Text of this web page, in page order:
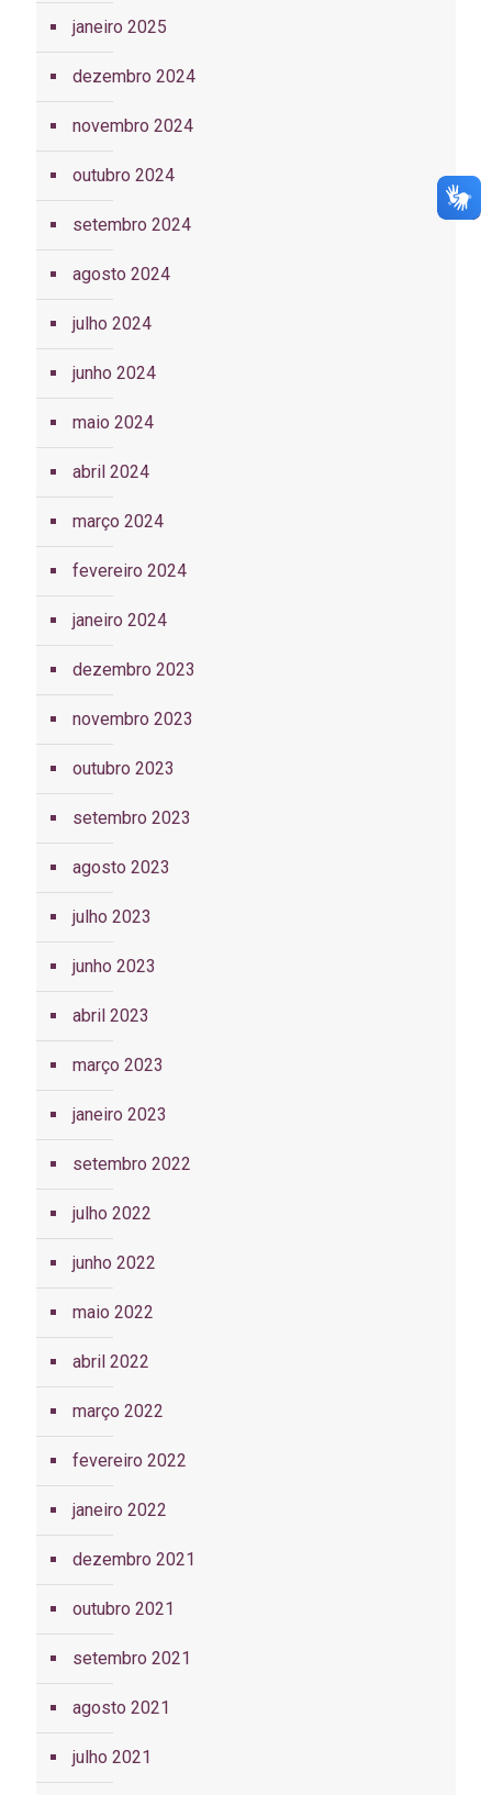
janeiro 2025
dezembro 2024
novembro 2024
outubro 2024
setembro 2024
agosto 2024
julho 2024
junho 2024
maio 2024
abril 2024
março 2024
fevereiro 2024
janeiro 2024
dezembro 2023
novembro 2023
outubro 2023
setembro 2023
agosto 2023
julho 2023
junho 2023
abril 2023
março 2023
janeiro 2023
setembro 2022
julho 2022
junho 2022
maio 2022
abril 2022
março 2022
fevereiro 2022
janeiro 2022
dezembro 2021
outubro 2021
setembro 2021
agosto 2021
julho 2021